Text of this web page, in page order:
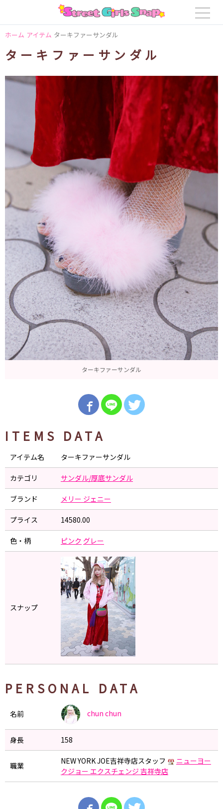
ホーム アイテム ターキファーサンダル
ターキファーサンダル
ターキファーサンダル
ITEMS DATA
アイテム名 ターキファーサンダル
カテゴリ サンダル/厚底サンダル
ブランド メリー ジェニー
プライス 14580.00
色・柄 ピンク グレー
スナップ
PERSONAL DATA
名前 chun chun
身長 158
職業 NEW YORK JOE吉祥寺店スタッフ
ニューヨー
クジョー エクスチェンジ 吉祥寺店